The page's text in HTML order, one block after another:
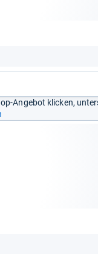
Angebot klicken,